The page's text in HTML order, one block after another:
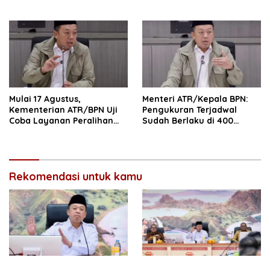
Ekonomi Daerah
Berintegritas
Mulai 17 Agustus,
Kementerian ATR/BPN Uji
Coba Layanan Peralihan
Menteri ATR/Kepala BPN:
Pengukuran Terjadwal
Sudah Berlaku di 400
Rekomendasi untuk kamu